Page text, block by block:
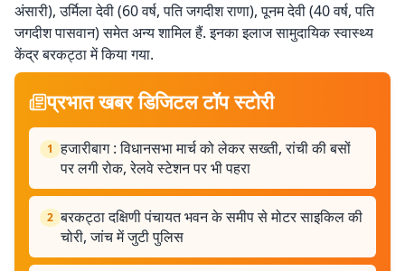
अंसारी), उर्मिला देवी (60 वर्ष, पति जगदीश राणा), पूनम देवी (40 वर्ष, पति
जगदीश पासवान) समेत अन्य शामिल हैं. इनका इलाज सामुदायिक स्वास्थ्य
केंद्र बरकट्ठा में किया गया.
प्रभात खबर डिजिटल टॉप स्टोरी
1 हजारीबाग : विधानसभा मार्च को लेकर सख्ती, रांची की बसों
पर लगी रोक, रेलवे स्टेशन पर भी पहरा
2 बरकट्ठा दक्षिणी पंचायत भवन के समीप से मोटर साइकिल की
चोरी, जांच में जुटी पुलिस